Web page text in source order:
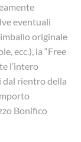
eventuali
originale
ecc.), la “Free
l’intero
dal rientro della
Bonifico